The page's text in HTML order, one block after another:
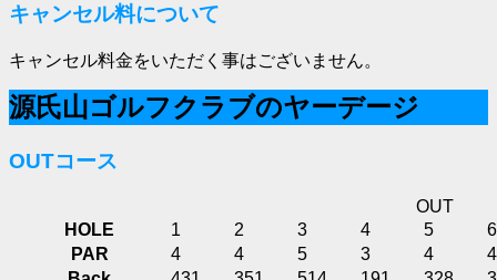
キャンセル料について
キャンセル料金をいただく事はございません。
源氏山ゴルフクラブのヤーデージ
OUTコース
OUT
HOLE
1 2 3 4 5
6
PAR
4 4 5 3 4
4